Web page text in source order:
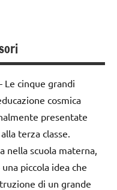
Le cinque grandi
cosmica
presentate
terza classe.
nella scuola materna,
piccola idea che
di un grande